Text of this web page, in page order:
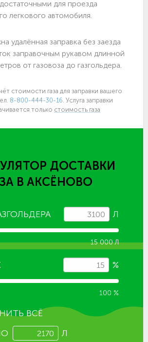
для проезда
легкового автомобиля.
удалённая заправка без заезда
заправочным рукавом длинной
от газовоза до газгольдера.
стоимости газа для заправки вашего
8-800-444-30-16. Услуга заправки
только стоимость газа
ДОСТАВКИ
В АКСЁНОВО
Л
15 000 Л
%
100 %
ВСЁ
Л